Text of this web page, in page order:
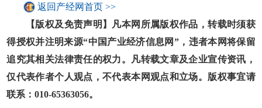
返回产经网首页 >>
【版权及免责声明】凡本网所属版权作品，转载时须获
得授权并注明来源“中国产业经济信息网”，违者本网将保留
追究其相关法律责任的权力。凡转载文章及企业宣传资讯，
仅代表作者个人观点，不代表本网观点和立场。版权事宜请
联系：010-65363056。